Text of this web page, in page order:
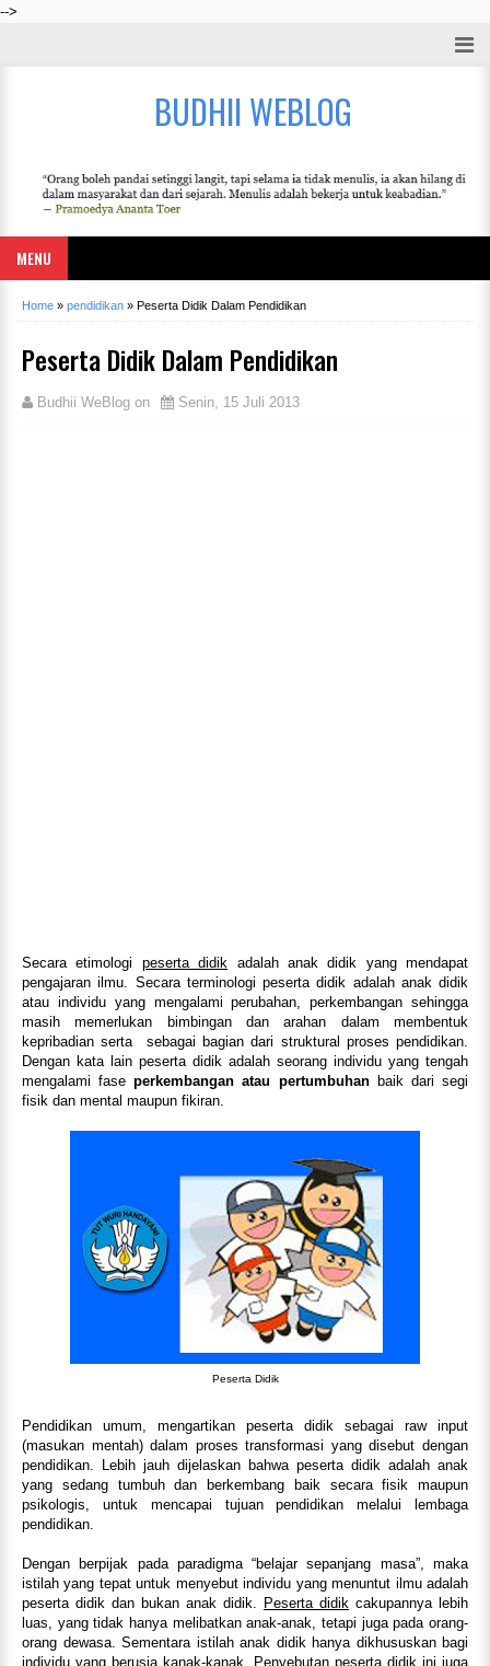
-->
BUDHII WEBLOG
MENU
Home » pendidikan » Peserta Didik Dalam Pendidikan
Peserta Didik Dalam Pendidikan
Budhii WeBlog on Senin, 15 Juli 2013
Secara etimologi peserta didik adalah anak didik yang mendapat
pengajaran ilmu. Secara terminologi peserta didik adalah anak didik
atau individu yang mengalami perubahan, perkembangan sehingga
masih memerlukan bimbingan dan arahan dalam membentuk
kepribadian serta sebagai bagian dari struktural proses pendidikan.
Dengan kata lain peserta didik adalah seorang individu yang tengah
mengalami faseperkembangan atau pertumbuhanbaik dari segi
fisik dan mental maupun fikiran.
Peserta Didik
Pendidikan umum, mengartikan peserta didik sebagai raw input
(masukan mentah) dalam proses transformasi yang disebut dengan
pendidikan. Lebih jauh dijelaskan bahwa peserta didik adalah anak
yang sedang tumbuh dan berkembang baik secara fisik maupun
psikologis, untuk mencapai tujuan pendidikan melalui lembaga
pendidikan.
Dengan berpijak pada paradigma “belajar sepanjang masa”, maka
istilah yang tepat untuk menyebut individu yang menuntut ilmu adalah
peserta didik dan bukan anak didik. Peserta didik cakupannya lebih
luas, yang tidak hanya melibatkan anak-anak, tetapi juga pada orang-
orang dewasa. Sementara istilah anak didik hanya dikhususkan bagi
individu yang berusia kanak-kanak. Penyebutan peserta didik ini juga